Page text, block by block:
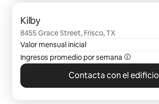
Kilby
8455 Grace Street, Frisco, TX
Valor mensual inicial
Ingresos promedio por semana
Contacta con el edificio